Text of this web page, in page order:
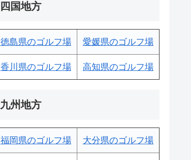
四国地方
徳島県のゴルフ場 愛媛県のゴルフ場
香川県のゴルフ場 高知県のゴルフ場
九州地方
福岡県のゴルフ場 大分県のゴルフ場